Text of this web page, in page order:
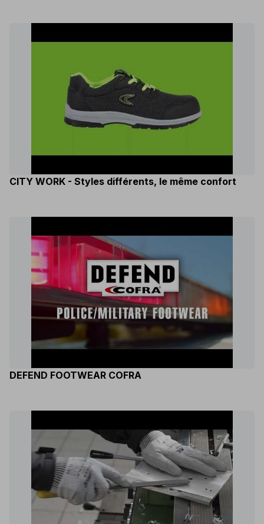
CITY WORK - Styles différents, le même confort
DEFEND FOOTWEAR COFRA